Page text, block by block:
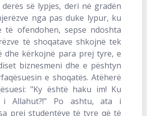
së lypjes, deri në gradën
nga pas duke lypur, ku
të ofendohen, sepse ndoshta
të shoqatave shkojnë tek
dhe kërkojnë para prej tyre, e
biznesmeni dhe e pështyn
e shoqatës. Atëherë
"Ky është haku im! Ku
i Allahut?!" Po ashtu, ata i
prej studentëve të tyre që të